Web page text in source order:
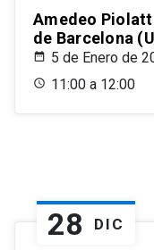
Amedeo
de Barcelona
5 de Enero de
11:00 a 12:00
28 DIC